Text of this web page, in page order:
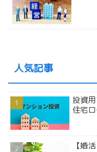
人気記事
投資
住宅
【婚